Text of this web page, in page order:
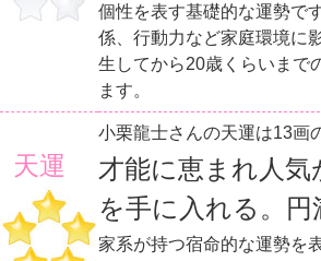
個性を表す基礎的な運勢で
係、行動力など家庭環境に
生してから20歳くらいまで
ます。
天運
小栗龍士さんの天運は13画
才能に恵まれ人気
を手に入れる。円
家系が持つ宿命的な運勢を